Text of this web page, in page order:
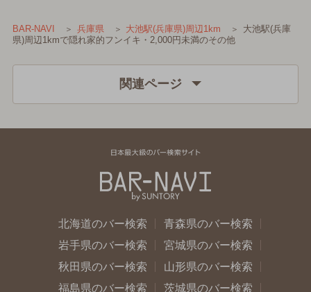
BAR-NAVI 兵庫県 大池駅(兵庫県)周辺1km
大池駅(兵庫
県)周辺1kmで隠れ家的フンイキ・2,000円未満のその他
関連ページ
北海道のバー検索
青森県のバー検索
岩手県のバー検索
宮城県のバー検索
秋田県のバー検索
山形県のバー検索
福島県のバー検索
茨城県のバー検索